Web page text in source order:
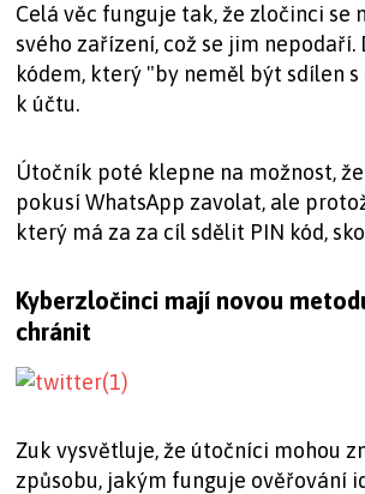
Celá věc funguje tak, že zločinci
svého zařízení, což se jim
kódem, který "by neměl být sdílen
k účtu.
Útočník poté klepne na možnost,
pokusí WhatsApp zavolat, ale
který má za za cíl sdělit PIN kód,
Kyberzločinci mají novou
chránit
Zuk vysvětluje, že útočníci mohou
způsobu, jakým funguje ověřování